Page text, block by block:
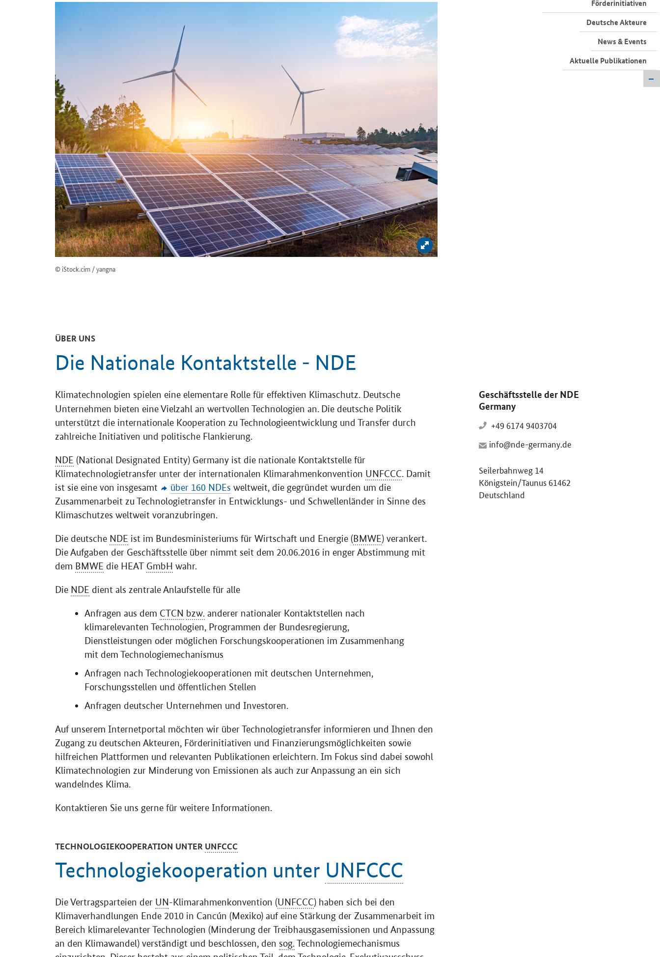
Deutsche Akteure
News & Events
Aktuelle Publikationen
Bild vergrößern: Solaranlagen und Windräder im Sonnenuntergang.
ÜBER UNS
Die Nationale Kontaktstelle - NDE
Klimatechnologien spielen eine elementare Rolle für effektiven Klimaschutz. Deutsche
Unternehmen bieten eine Vielzahl an wertvollen Technologien an.
Die deutsche Politik
unterstützt die internationale Kooperation zu Technologieentwicklung und Transfer durch
zahlreiche Initiativen und politische Flankierung.
NDE (National Designated Entity) Germany ist die nationale Kontaktstelle für
Klimatechnologietransfer unter der internationalen Klimarahmenkonvention UNFCCC . Damit
ist sie eine von insgesamt
über 160 NDEs
weltweit, die gegründet wurden um die
Zusammenarbeit zu Technologietransfer in Entwicklungs- und Schwellenländer in Sinne des
Klimaschutzes weltweit voranzubringen.
Die deutsche NDE ist im Bundesministeriums für Wirtschaft und Energie (BMWE) verankert.
Die Aufgaben der Geschäftsstelle über nimmt seit dem 20.06.2016 in enger Abstimmung mit
dem BMWE die HEAT GmbH wahr.
Die NDE dient als zentrale Anlaufstelle für alle
Anfragen aus dem CTCN bzw.
anderer nationaler Kontaktstellen nach
klimarelevanten Technologien, Programmen der Bundesregierung,
Dienstleistungen oder möglichen Forschungskooperationen im Zusammenhang
mit dem Technologiemechanismus
Anfragen nach Technologiekooperationen mit deutschen Unternehmen,
Forschungsstellen und öffentlichen Stellen
Anfragen deutscher Unternehmen und Investoren.
Auf unserem Internetportal möchten wir über Technologietransfer informieren und Ihnen den
Zugang zu deutschen Akteuren, Förderinitiativen und Finanzierungsmöglichkeiten sowie
hilfreichen Plattformen und relevanten Publikationen erleichtern. Im Fokus sind dabei sowohl
Klimatechnologien zur Minderung von Emissionen als auch zur Anpassung an ein sich
wandelndes Klima.
Kontaktieren Sie uns gerne für weitere Informationen.
Geschäftsstelle der NDE
Germany
Königstein/Taunus 61462
Deutschland
Technologiekooperation unter UNFCCC
Die Vertragsparteien der UN -Klimarahmenkonvention (UNFCCC) haben sich bei den
Klimaverhandlungen Ende 2010 in Cancún (Mexiko) auf eine Stärkung der Zusammenarbeit im
Bereich klimarelevanter Technologien (Minderung der Treibhausgasemissionen und Anpassung
an den Klimawandel) verständigt und beschlossen, den
Technologiemechanismus
einzurichten. Dieser besteht aus einem politischen Teil, dem Technologie-Exekutivausschuss